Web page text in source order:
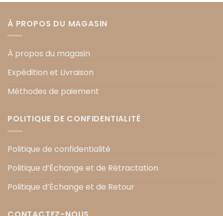
À PROPOS DU MAGASIN
À propos du magasin
Expédition et Livraison
Méthodes de paiement
POLITIQUE DE CONFIDENTIALITÉ
Politique de confidentialité
Politique d’Échange et de Rétractation
Politique d’Échange et de Retour